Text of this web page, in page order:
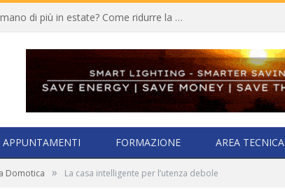
Quali elettrodomestici consumano di più in estate? Come ridurre la bolletta
APPUNTAMENTI FORMAZIONE AREA TECNICA
Domotica » La casa intelligente per l’utenza debole